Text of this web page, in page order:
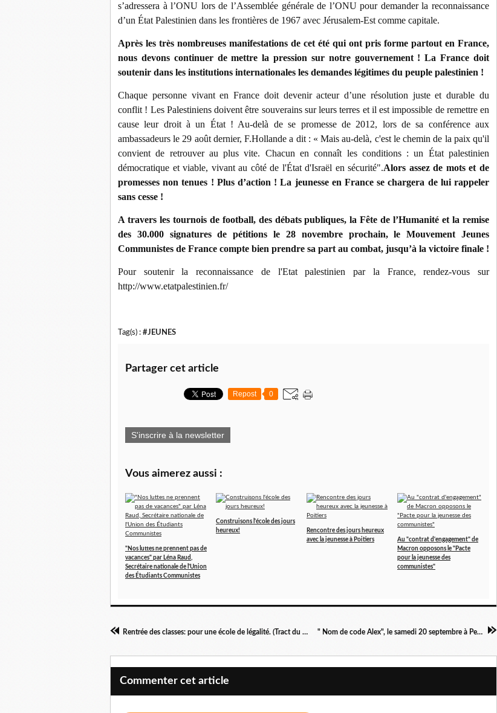
s’adressera à l’ONU lors de l’Assemblée générale de l’ONU pour demander la reconnaissance
d’un État Palestinien dans les frontières de 1967 avec Jérusalem-Est comme capitale.
Après les très nombreuses manifestations de cet été qui ont pris forme partout en France,
nous devons continuer de mettre la pression sur notre gouvernement ! La France doit
soutenir dans les institutions internationales les demandes légitimes du peuple palestinien !
Chaque personne vivant en France doit devenir acteur d’une résolution juste et durable du
conflit ! Les Palestiniens doivent être souverains sur leurs terres et il est impossible de remettre en
cause leur droit à un État ! Au-delà de se promesse de 2012, lors de sa conférence aux
ambassadeurs le 29 août dernier, F.Hollande a dit : « Mais au-delà, c'est le chemin de la paix qu'il
convient de retrouver au plus vite. Chacun en connaît les conditions : un État palestinien
démocratique et viable, vivant au côté de l'État d'Israël en sécurité".Alors assez de mots et de
promesses non tenues ! Plus d’action ! La jeunesse en France se chargera de lui rappeler
sans cesse !
A travers les tournois de football, des débats publiques, la Fête de l’Humanité et la remise
des 30.000 signatures de pétitions le 28 novembre prochain, le Mouvement Jeunes
Communistes de France compte bien prendre sa part au combat, jusqu’à la victoire finale !
Pour soutenir la reconnaissance de l'Etat palestinien par la France, rendez-vous sur
http://www.etatpalestinien.fr/
Tag(s) : #JEUNES
Partager cet article
Repost 0
S'inscrire à la newsletter
Vous aimerez aussi :
"Nos luttes ne prennent pas de
vacances" par Léna Raud,
Secrétaire nationale de l'Union
des Étudiants Communistes
Construisons l'école des jours
heureux!
Rencontre des jours heureux
avec la jeunesse à Poitiers
Au "contrat d'engagement" de
Macron opposons le "Pacte
pour la jeunesse des
communistes"
Rentrée des classes: pour une école de légalité. (Tract du PCF) " Nom de code Alex", le samedi 20 septembre à Pernes
Commenter cet article